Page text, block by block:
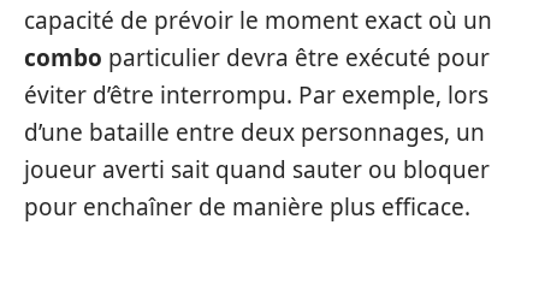
capacité de prévoir le moment exact où un
combo particulier devra être exécuté pour
éviter d’être interrompu. Par exemple, lors
d’une bataille entre deux personnages, un
joueur averti sait quand sauter ou bloquer
pour enchaîner de manière plus efficace.